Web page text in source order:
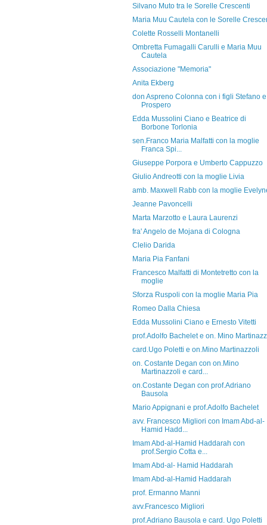
Silvano Muto tra le Sorelle Crescenti
Maria Muu Cautela con le Sorelle
Colette Rosselli Montanelli
Ombretta Fumagalli Carulli e Maria Muu
Cautela
Associazione "Memoria"
Anita Ekberg
don Aspreno Colonna con i figli Stefano e
Prospero
Edda Mussolini Ciano e Beatrice di
Borbone Torlonia
sen.Franco Maria Malfatti con la moglie
Franca Spi...
Giuseppe Porpora e Umberto Cappuzzo
Giulio Andreotti con la moglie Livia
amb. Maxwell Rabb con la moglie
Jeanne Pavoncelli
Marta Marzotto e Laura Laurenzi
fra' Angelo de Mojana di Cologna
Clelio Darida
Maria Pia Fanfani
Francesco Malfatti di Montetretto con la
moglie
Sforza Ruspoli con la moglie Maria Pia
Romeo Dalla Chiesa
Edda Mussolini Ciano e Ernesto Vitetti
prof.Adolfo Bachelet e on. Mino
card.Ugo Poletti e on.Mino Martinazzoli
on. Costante Degan con on.Mino
Martinazzoli e card...
on.Costante Degan con prof.Adriano
Bausola
Mario Appignani e prof.Adolfo Bachelet
avv. Francesco Migliori con Imam Abd-al-
Hamid Hadd...
Imam Abd-al-Hamid Haddarah con
prof.Sergio Cotta e...
Imam Abd-al- Hamid Haddarah
Imam Abd-al-Hamid Haddarah
prof. Ermanno Manni
avv.Francesco Migliori
prof.Adriano Bausola e card. Ugo Poletti